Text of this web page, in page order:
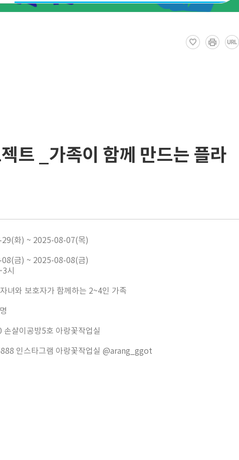
트 _가족이 함께 만드는 플라
화) ~ 2025-08-07(목)
금) ~ 2025-08-08(금)
시
녀와 보호자가 함께하는 2~4인 가족
손살이공방5호 아랑꽃작업실
인스타그램 아랑꽃작업실 @arang_ggot